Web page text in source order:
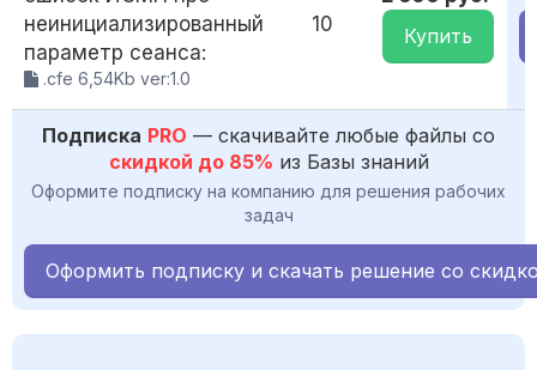
неинициализированный
параметр сеанса:
.cfe 6,54Kb ver:1.0
10
Купить
Подписка PRO — скачивайте любые файлы со
скидкой до 85% из Базы знаний
Оформите подписку на компанию для решения рабочих
задач
Оформить подписку и скачать решение со